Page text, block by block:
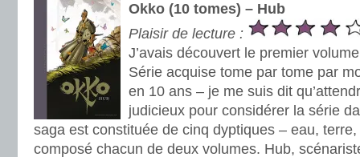
Okko (10 tomes) – Hub
Plaisir de lecture :
J’avais découvert le premier
Série acquise tome par tome par
en 10 ans – je me suis dit
judicieux pour considérer la série
saga est constituée de cinq dyptiques – eau,
composé chacun de deux volumes. Hub,